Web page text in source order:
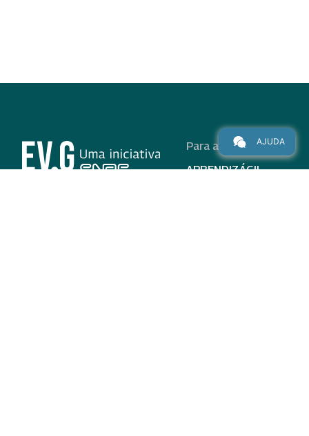
Para alunos
APRENDIZÁGIL
AJUDA